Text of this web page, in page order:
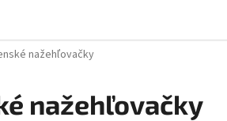
nažehľovačky
nažehľovačky